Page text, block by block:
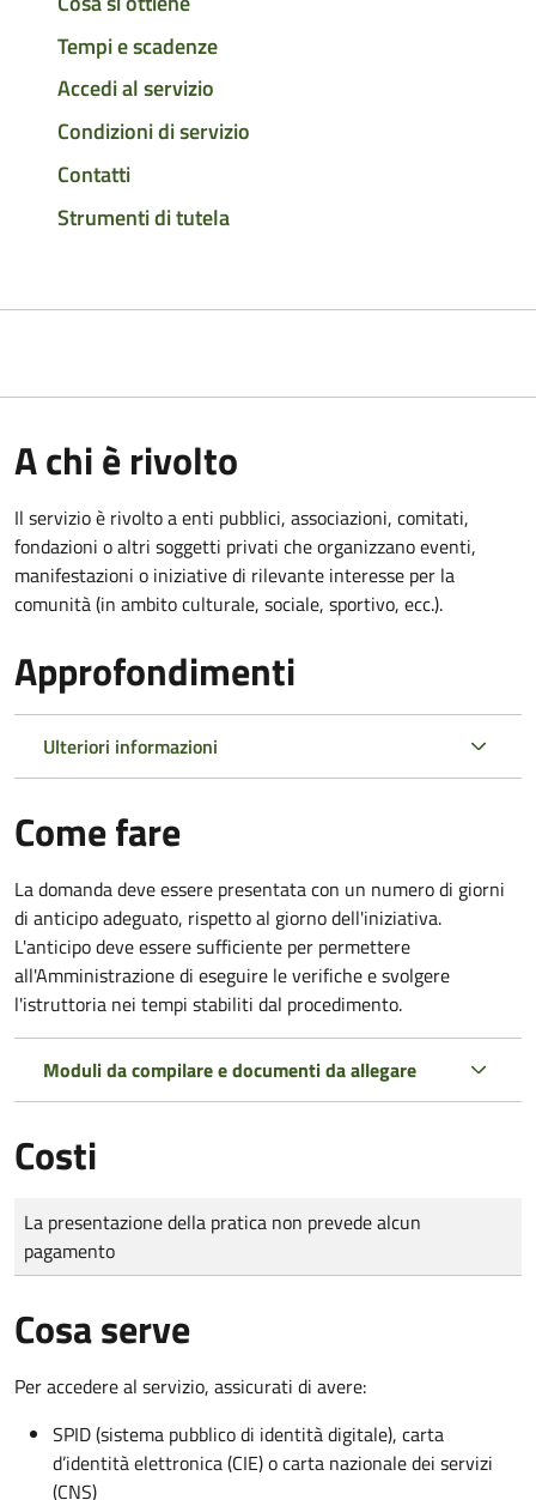
Tempi e scadenze
Accedi al servizio
Condizioni di servizio
Contatti
Strumenti di tutela
A chi è rivolto
Il servizio è rivolto a enti pubblici, associazioni, comitati,
fondazioni o altri soggetti privati che organizzano eventi,
manifestazioni o iniziative di rilevante interesse per la
comunità (in ambito culturale, sociale, sportivo, ecc.).
Approfondimenti
Ulteriori informazioni
Come fare
La domanda deve essere presentatacon un numero di giorni
di anticipo adeguato, rispetto al giorno dell'iniziativa.
L'anticipo deve essere sufficiente per permettere
all'Amministrazione di eseguire le verifiche e svolgere
l'istruttoria nei tempi stabiliti dal procedimento.
Moduli da compilare e documenti da allegare
Costi
Tipo di pagamento
Importo
La presentazione della pratica non prevede alcun
pagamento
Cosa serve
Per accedere al servizio, assicurati di avere:
SPID (sistema pubblico di identità digitale), carta
d’identità elettronica (CIE) o carta nazionale dei servizi
(CNS)